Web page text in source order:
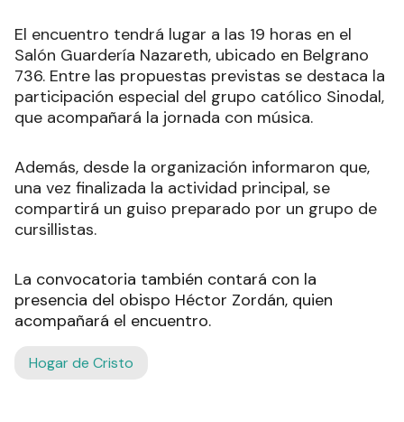
El encuentro tendrá lugar a las 19 horas en el
Salón Guardería Nazareth, ubicado en Belgrano
736. Entre las propuestas previstas se destaca la
participación especial del grupo católico Sinodal,
que acompañará la jornada con música.
Además, desde la organización informaron que,
una vez finalizada la actividad principal, se
compartirá un guiso preparado por un grupo de
cursillistas.
La convocatoria también contará con la
presencia del obispo Héctor Zordán, quien
acompañará el encuentro.
Hogar de Cristo